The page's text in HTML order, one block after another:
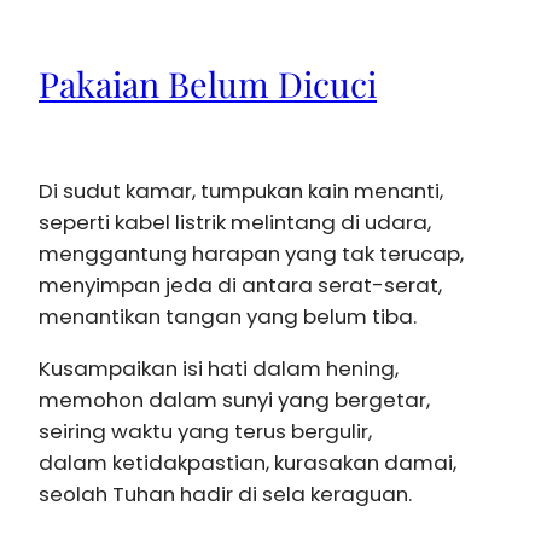
Pakaian Belum Dicuci
Di sudut kamar, tumpukan kain menanti,
seperti kabel listrik melintang di udara,
menggantung harapan yang tak terucap,
menyimpan jeda di antara serat-serat,
menantikan tangan yang belum tiba.
Kusampaikan isi hati dalam hening,
memohon dalam sunyi yang bergetar,
seiring waktu yang terus bergulir,
dalam ketidakpastian, kurasakan damai,
seolah Tuhan hadir di sela keraguan.